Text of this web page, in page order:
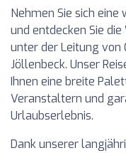
Nehmen Sie sich
und entdecken Sie
unter der Leitung von
Jöllenbeck. Unser
Ihnen eine breite
Veranstaltern und
Urlaubserlebnis.
Dank unserer